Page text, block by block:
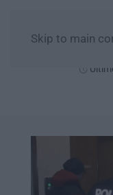
Skip to main